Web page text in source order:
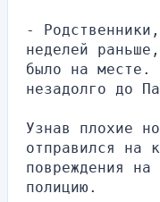
-
неделей
было на месте.
незадолго до
Узнав плохие
отправился на
повреждения
полицию.